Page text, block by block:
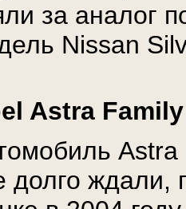
за аналог
Nissan
Astra
долго ждали,